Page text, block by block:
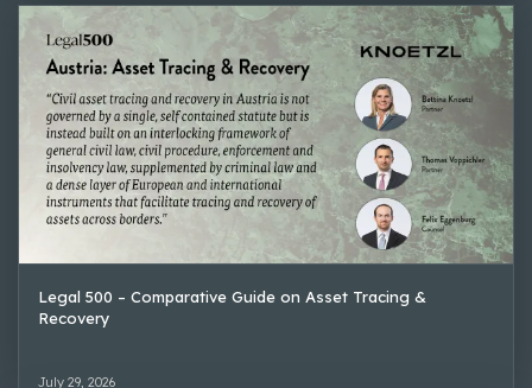
Legal 500 – Comparative Guide on Asset Tracing &
Recovery
July 29, 2026